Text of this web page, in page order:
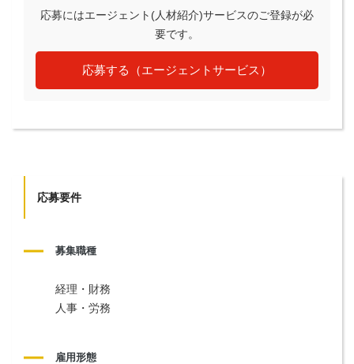
応募にはエージェント(人材紹介)サービスのご登録が必
要です。
応募する（エージェントサービス）
応募要件
募集職種
経理・財務
人事・労務
雇用形態